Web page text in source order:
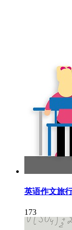
英语作文旅
173